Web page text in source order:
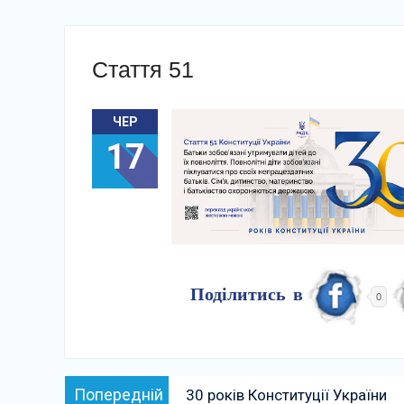
Стаття 51
ЧЕР
17
Поділитись в 0
Навігація
Попередній Попередній:
30 років Конституції України